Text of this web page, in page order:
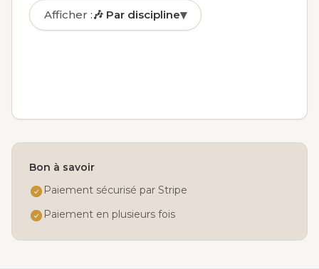
Afficher :🎶 Par discipline▾
Bon à savoir
Paiement sécurisé par Stripe
Paiement en plusieurs fois